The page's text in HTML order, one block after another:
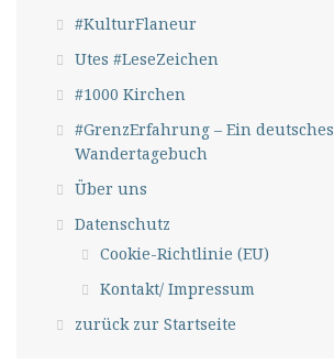
#KulturFlaneur
Utes #LeseZeichen
#1000 Kirchen
#GrenzErfahrung – Ein deutsches
Wandertagebuch
Über uns
Datenschutz
Cookie-Richtlinie (EU)
Kontakt/ Impressum
zurück zur Startseite